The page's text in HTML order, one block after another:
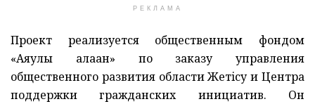
РЕКЛАМА
Проект реализуется общественным фондом
«Аяулы алақан» по заказу управления
общественного развития области Жетiсу и Центра
поддержки гражданских инициатив. Он